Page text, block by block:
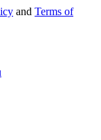
and Terms of